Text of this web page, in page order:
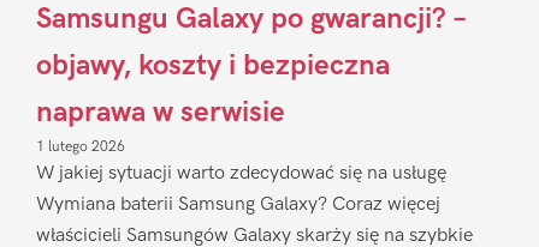
Samsungu Galaxy po gwarancji? –
objawy, koszty i bezpieczna
naprawa w serwisie
1 lutego 2026
W jakiej sytuacji warto zdecydować się na usługę
Wymiana baterii Samsung Galaxy? Coraz więcej
właścicieli Samsungów Galaxy skarży się na szybkie